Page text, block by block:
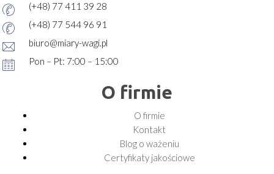
(+48) 77 411 39 28
(+48) 77 544 96 91
biuro@miary-wagi.pl
Pon – Pt: 7:00 – 15:00
O firmie
O firmie
Kontakt
Blog o ważeniu
Certyfikaty jakościowe